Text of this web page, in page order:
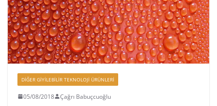
DIĞER GIYILEBILIR TEKNOLOJI ÜRÜNLERI
05/08/2018 Çağrı Babuçcuoğlu